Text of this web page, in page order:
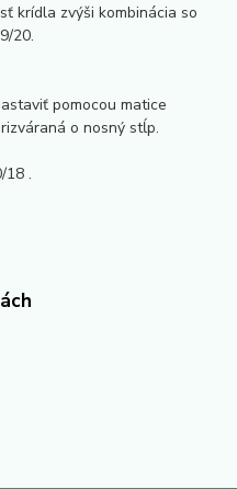
krídla zvýši kombinácia so
20.
pomocou matice
o nosný stĺp.
18 .